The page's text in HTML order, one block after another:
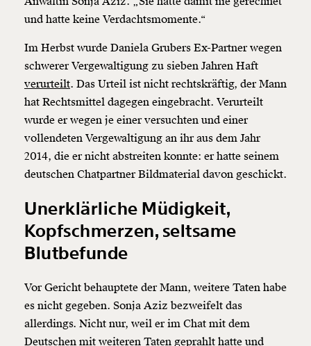
und hatte keine Verdachtsmomente.“
Im Herbst wurde Daniela Grubers Ex-Partner wegen
schwerer Vergewaltigung zu sieben Jahren Haft
verurteilt. Das Urteil ist nicht rechtskräftig, der Mann
hat Rechtsmittel dagegen eingebracht. Verurteilt
wurde er wegen je einer versuchten und einer
vollendeten Vergewaltigung an ihr aus dem Jahr
2014, die er nicht abstreiten konnte: er hatte seinem
deutschen Chatpartner Bildmaterial davon geschickt.
Unerklärliche Müdigkeit,
Kopfschmerzen, seltsame
Blutbefunde
Vor Gericht behauptete der Mann, weitere Taten habe
es nicht gegeben. Sonja Aziz bezweifelt das
allerdings. Nicht nur, weil er im Chat mit dem
Deutschen mit weiteren Taten geprahlt hatte und